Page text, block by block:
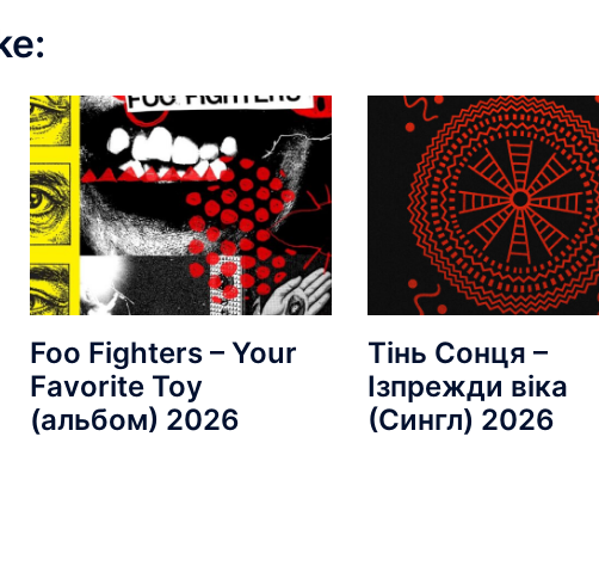
Foo Fighters – Your
Favorite Toy
(альбом) 2026
Тінь Сонця –
Ізпрежди віка
(Сингл) 2026